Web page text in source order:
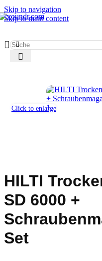
Skip to navigation
Skip to main content
Start/ Werkzeug mieten/
Click to enlarge
HILTI
SD 6000 +
Set